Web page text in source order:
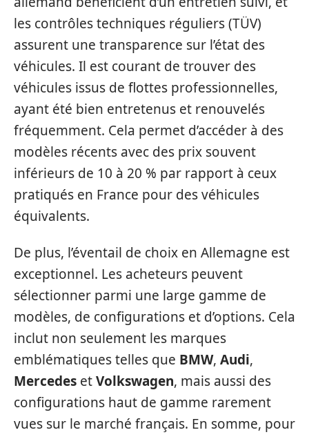
les contrôles techniques réguliers (TÜV)
assurent une transparence sur l’état des
véhicules. Il est courant de trouver des
véhicules issus de flottes professionnelles,
ayant été bien entretenus et renouvelés
fréquemment. Cela permet d’accéder à des
modèles récents avec des prix souvent
inférieurs de 10 à 20 % par rapport à ceux
pratiqués en France pour des véhicules
équivalents.
De plus, l’éventail de choix en Allemagne est
exceptionnel. Les acheteurs peuvent
sélectionner parmi une large gamme de
modèles, de configurations et d’options. Cela
inclut non seulement les marques
emblématiques telles que BMW, Audi,
Mercedes etVolkswagen, mais aussi des
configurations haut de gamme rarement
vues sur le marché français. En somme, pour